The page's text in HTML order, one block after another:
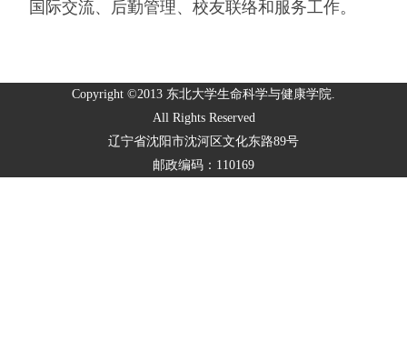
国际交流、后勤管理、校友联络和服务工作。
Copyright ©2013 东北大学生命科学与健康学院.
All Rights Reserved
辽宁省沈阳市沈河区文化东路89号
邮政编码：110169